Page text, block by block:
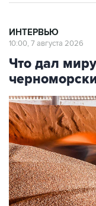
ИНТЕРВЬЮ
10:00, 7 августа 2026
Что дал